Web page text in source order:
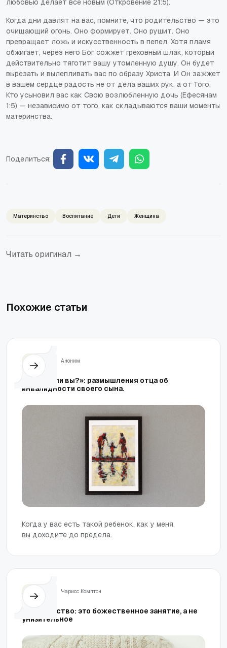
любовью делает все новым (Откровение 21:5).
Когда дни давлят на вас, помните, что родительство — это
очищающий огонь. Оно формирует. Оно рушит. Оно
превращает ложь и искусственность в пепел. Хотя пламя
обжигает, через него Бог сожжет греховный шлак, который
действительно тяготит вашу утомленную душу. Он будет
вырезать и вылепливать вас по образу Христа. И Он зажжет
в вашем сердце радость не от дела ваших рук, а от Того,
Кто усыновил вас как Свою возлюбленную дочь (Ефесянам
1:5) — независимо от того, как складываются ваши моменты
материнства.
Поделиться:
Материнство Воспитание Дети Женщина
Читать оригинал →
Похожие статьи
Аноним
«Видите ли вы?»: размышления отца об
инвалидности своего сына.
Когда у вас есть такой ребенок, как у меня,
вы доходите до предела.
Чарисс Комптон
Домоводство: это божественное занятие, а не
унизительное